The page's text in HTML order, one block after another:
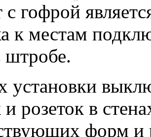
с гофрой
к местам
штробе.
установки
и розеток в
форм и